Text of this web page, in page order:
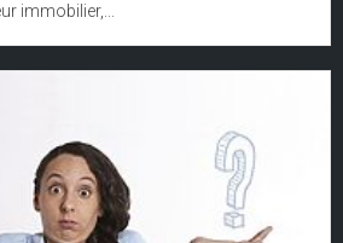
immobilier,...